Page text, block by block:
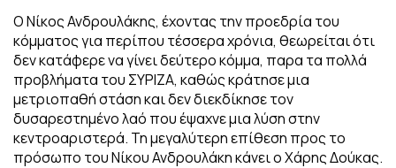
Ο Νίκος Ανδρουλάκης, έχοντας την προεδρία του
κόμματος για περίπου τέσσερα χρόνια, θεωρείται ότι
δεν κατάφερε να γίνει δεύτερο κόμμα, παρα τα πολλά
προβλήματα του ΣΥΡΙΖΑ, καθώς κράτησε μια
μετριοπαθή στάση και δεν διεκδίκησε τον
δυσαρεστημένο λαό που έψαχνε μια λύση στην
κεντροαριστερά. Τη μεγαλύτερη επίθεση προς το
πρόσωπο του Νίκου Ανδρουλάκη κάνει ο Χάρης Δούκας.